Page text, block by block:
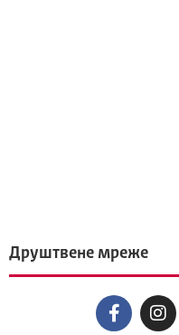
Друштвене мреже